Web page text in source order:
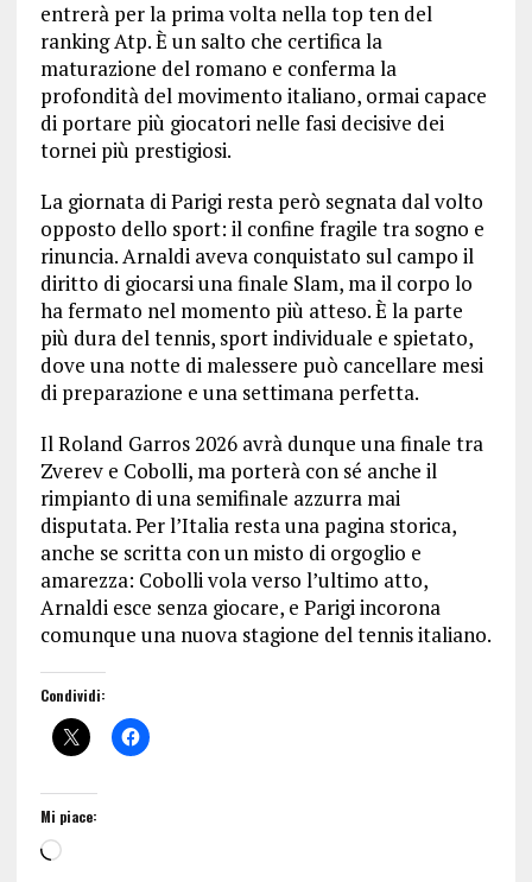
entrerà per la prima volta nella top ten del
ranking Atp. È un salto che certifica la
maturazione del romano e conferma la
profondità del movimento italiano, ormai capace
di portare più giocatori nelle fasi decisive dei
tornei più prestigiosi.
La giornata di Parigi resta però segnata dal volto
opposto dello sport: il confine fragile tra sogno e
rinuncia. Arnaldi aveva conquistato sul campo il
diritto di giocarsi una finale Slam, ma il corpo lo
ha fermato nel momento più atteso. È la parte
più dura del tennis, sport individuale e spietato,
dove una notte di malessere può cancellare mesi
di preparazione e una settimana perfetta.
Il Roland Garros 2026 avrà dunque una finale tra
Zverev e Cobolli, ma porterà con sé anche il
rimpianto di una semifinale azzurra mai
disputata. Per l’Italia resta una pagina storica,
anche se scritta con un misto di orgoglio e
amarezza: Cobolli vola verso l’ultimo atto,
Arnaldi esce senza giocare, e Parigi incorona
comunque una nuova stagione del tennis italiano.
Condividi:
Mi piace: